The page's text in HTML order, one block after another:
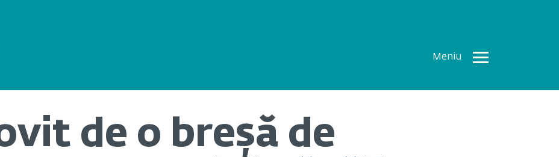
Meniu
Toate
de o breșă de